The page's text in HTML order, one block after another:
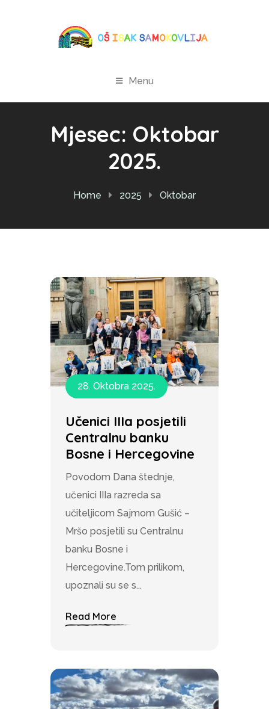
Menu
Mjesec: Oktobar
2025.
Home 2025 Oktobar
28. Oktobra 2025.
Učenici IIIa posjetili
Centralnu banku
Bosne i Hercegovine
Povodom Dana štednje,
učenici IIIa razreda sa
učiteljicom Sajmom Gušić –
Mršo posjetili su Centralnu
banku Bosne i
Hercegovine.Tom prilikom,
upoznali su se s...
Read More